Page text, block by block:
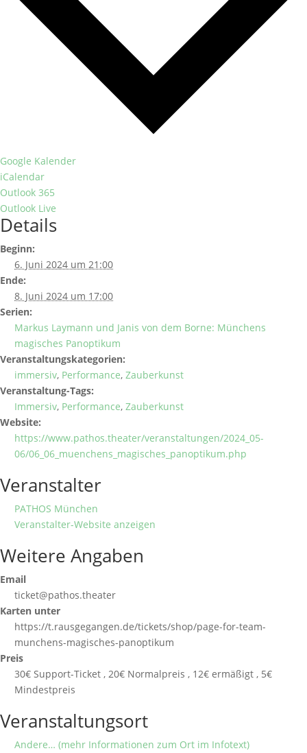
Google Kalender
iCalendar
Outlook 365
Outlook Live
Details
Beginn:
6. Juni 2024 um 21:00
Ende:
8. Juni 2024 um 17:00
Serien:
Markus Laymann und Janis von dem Borne: Münchens
magisches Panoptikum
Veranstaltungskategorien:
immersiv, Performance, Zauberkunst
Veranstaltung-Tags:
Immersiv, Performance, Zauberkunst
Website:
https://www.pathos.theater/veranstaltungen/2024_05-
06/06_06_muenchens_magisches_panoptikum.php
Veranstalter
PATHOS München
Veranstalter-Website anzeigen
Weitere Angaben
Email
ticket@pathos.theater
Karten unter
https://t.rausgegangen.de/tickets/shop/page-for-team-
munchens-magisches-panoptikum
Preis
30€ Support-Ticket , 20€ Normalpreis , 12€ ermäßigt , 5€
Mindestpreis
Veranstaltungsort
Andere… (mehr Informationen zum Ort im Infotext)